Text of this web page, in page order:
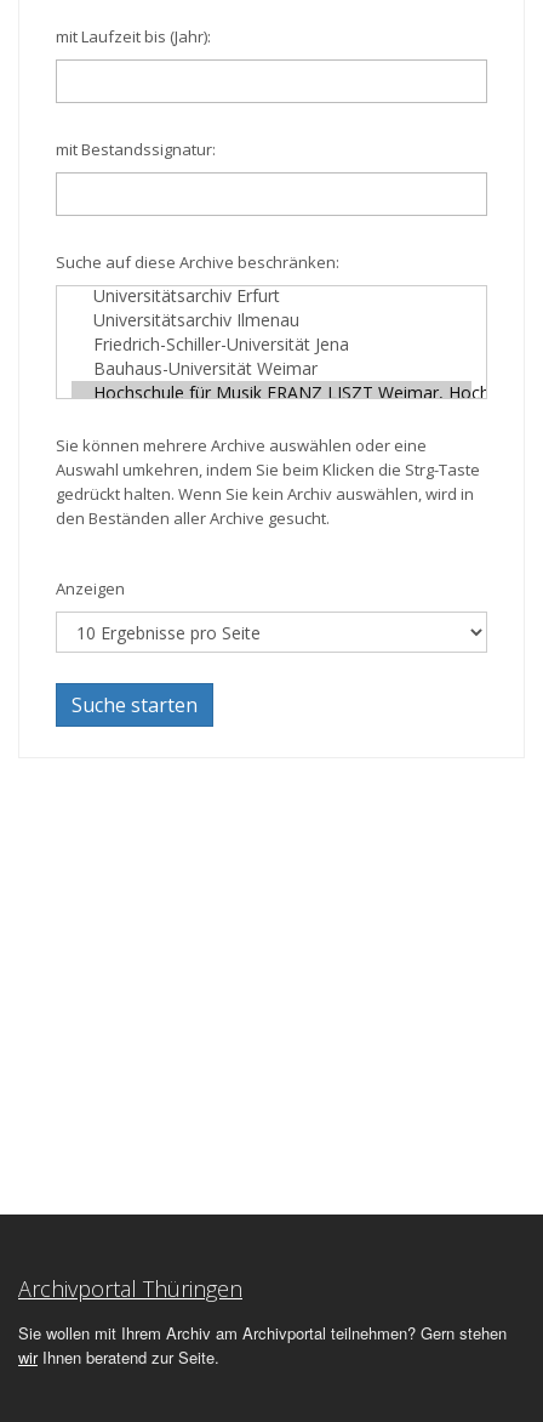
mit Laufzeit bis (Jahr):
mit Bestandssignatur:
Suche auf diese Archive beschränken:
Sie können mehrere Archive auswählen oder eine
Auswahl umkehren, indem Sie beim Klicken die Strg-Taste
gedrückt halten. Wenn Sie kein Archiv auswählen, wird in
den Beständen aller Archive gesucht.
Anzeigen
Suche starten
Archivportal Thüringen
Sie wollen mit Ihrem Archiv am Archivportal teilnehmen? Gern stehen
wirIhnen beratend zur Seite.